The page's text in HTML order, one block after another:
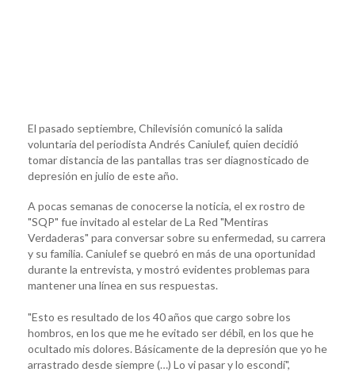
El pasado septiembre, Chilevisión comunicó la salida
voluntaria del periodista Andrés Caniulef, quien decidió
tomar distancia de las pantallas tras ser diagnosticado de
depresión en julio de este año.
A pocas semanas de conocerse la noticia, el ex rostro de
"SQP" fue invitado al estelar de La Red "Mentiras
Verdaderas" para conversar sobre su enfermedad, su carrera
y su familia. Caniulef se quebró en más de una oportunidad
durante la entrevista, y mostró evidentes problemas para
mantener una línea en sus respuestas.
"Esto es resultado de los 40 años que cargo sobre los
hombros, en los que me he evitado ser débil, en los que he
ocultado mis dolores. Básicamente de la depresión que yo he
arrastrado desde siempre (…) Lo vi pasar y lo escondí",